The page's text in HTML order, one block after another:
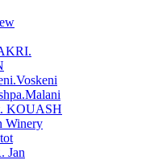
KOUASH
Winery
Jan